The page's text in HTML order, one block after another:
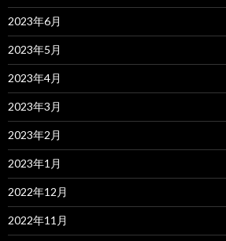
2023年6月
2023年5月
2023年4月
2023年3月
2023年2月
2023年1月
2022年12月
2022年11月